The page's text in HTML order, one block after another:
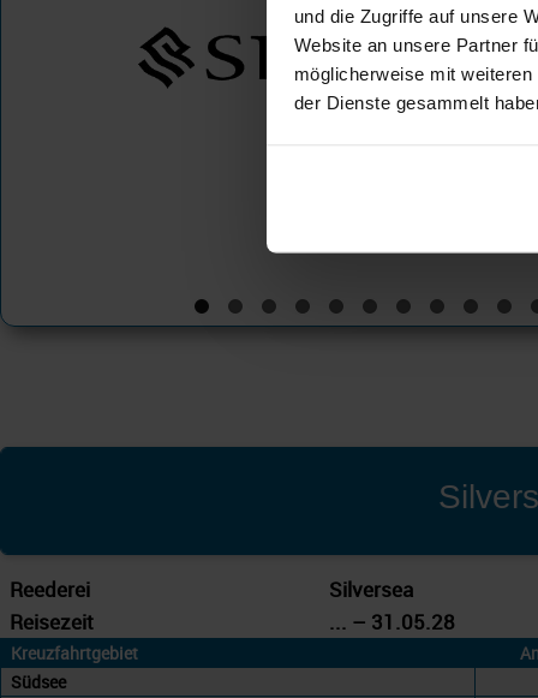
und die Zugriffe auf unsere
Website an unsere Partner
möglicherweise mit
der Dienste gesammelt
Reederei
Silversea
Reisezeit
... – 31.05.28
Kreuzfahrtgebiet
Südsee